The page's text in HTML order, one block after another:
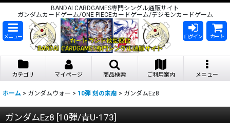
BANDAI CARDGAMES専門シングル通販サイト
ガンダムカードゲーム/ONE PIECEカードゲーム/デジモンカードゲーム
メニュー ログイン カート
カテゴリ マイページ 商品検索 ご利用案内 メニュー
ホーム > ガンダムウォー > 10弾 刻の末裔 > ガンダムEz8
ガンダムEz8 [10弾/青U-173]